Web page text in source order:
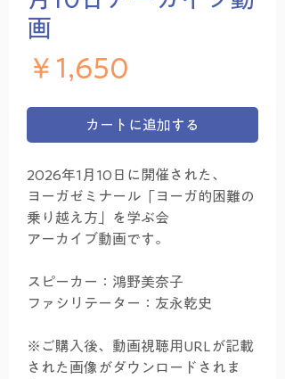
画
￥1,650
カートに追加する
2026年1月10日に開催された、
ヨーガゼミナール「ヨーガ的困難の
乗り越え方」を学ぶ会
アーカイブ動画です。
スピーカー：鴻野美奈子
ファシリテーター：友永乾史
※ご購入後、動画視聴用URLが記載
された画像がダウンロードされま